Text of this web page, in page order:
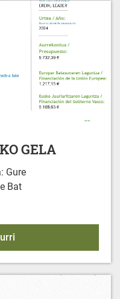
GELA
Gure
Bat